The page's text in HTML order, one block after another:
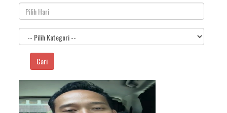
Cari